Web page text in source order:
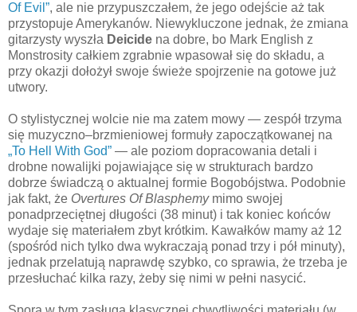
Of Evil”, ale nie przypuszczałem, że jego odejście aż tak
przystopuje Amerykanów. Niewykluczone jednak, że zmiana
gitarzysty wyszła Deicide na dobre, bo Mark English z
Monstrosity całkiem zgrabnie wpasował się do składu, a
przy okazji dołożył swoje świeże spojrzenie na gotowe już
utwory.
O stylistycznej wolcie nie ma zatem mowy — zespół trzyma
się muzyczno–brzmieniowej formuły zapoczątkowanej na
„To Hell With God” — ale poziom dopracowania detali i
drobne nowalijki pojawiające się w strukturach bardzo
dobrze świadczą o aktualnej formie Bogobójstwa. Podobnie
jak fakt, że Overtures Of Blasphemymimo swojej
ponadprzeciętnej długości (38 minut) i tak koniec końców
wydaje się materiałem zbyt krótkim. Kawałków mamy aż 12
(spośród nich tylko dwa wykraczają ponad trzy i pół minuty),
jednak przelatują naprawdę szybko, co sprawia, że trzeba je
przesłuchać kilka razy, żeby się nimi w pełni nasycić.